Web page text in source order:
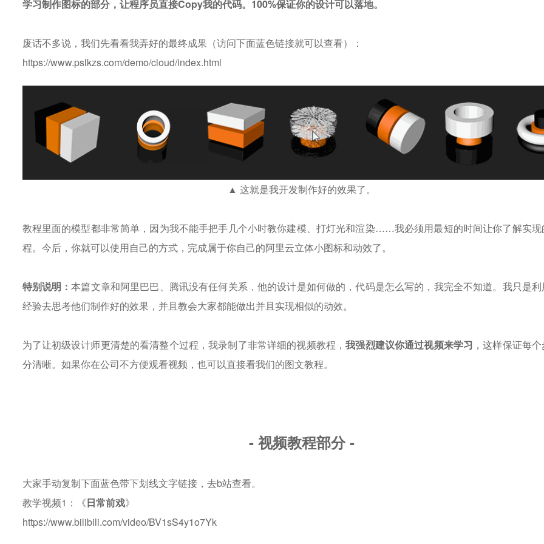
学习制作图标的部分，让程序员直接Copy我的代码。100%保证你的设计可以落地。
废话不多说，我们先看看我弄好的最终成果（访问下面蓝色链接就可以查看）：
https://www.pslkzs.com/demo/cloud/index.html
▲ 这就是我开发制作好的效果了。
教程里面的模型都非常简单，因为我不能手把手几个小时教你建模、打灯光和渲染……我必须用最短的时间让你了解实
程。今后，你就可以使用自己的方式，完成属于你自己的阿里云立体小图标和动效了。
特别说明：本篇文章和阿里巴巴、腾讯没有任何关系，他的设计是如何做的，代码是怎么写的，我完全不知道。我只是
经验去思考他们制作好的效果，并且教会大家都能做出并且实现相似的动效。
为了让初级设计师更清楚的看清整个过程，我录制了非常详细的视频教程，我强烈建议你通过视频来学习 ，这样保证每
分清晰。如果你在公司不方便观看视频，也可以直接看我们的图文教程。
- 视频教程部分 -
大家手动复制下面蓝色带下划线文字链接，去b站查看。
教学视频1：《日常前戏》
https://www.bilibili.com/video/BV1sS4y1o7Yk